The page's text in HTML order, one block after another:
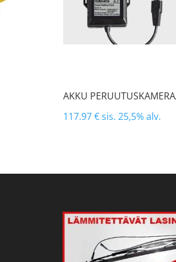
AKKU
117.97€ sis. 25,5% alv.